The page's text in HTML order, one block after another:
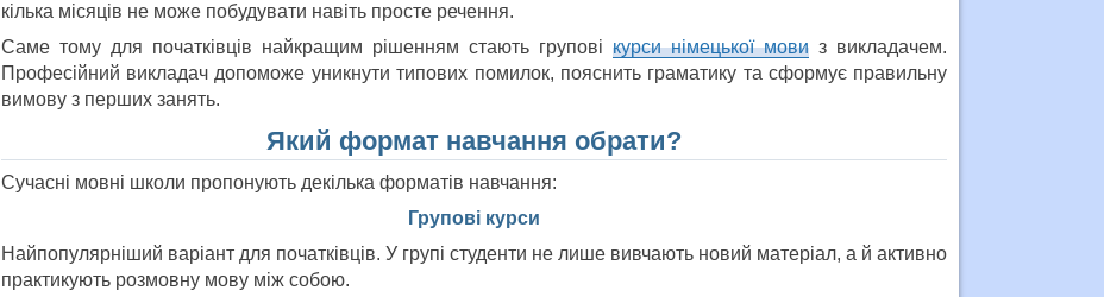
кілька місяців не може побудувати навіть просте речення.
Саме тому для початківців найкращим рішенням стають груповікурси німецької мови з викладачем.
Професійний викладач допоможе уникнути типових помилок, пояснить граматику та сформує правильну
вимову з перших занять.
Який формат навчання обрати?
Сучасні мовні школи пропонують декілька форматів навчання:
Групові курси
Найпопулярніший варіант для початківців. У групі студенти не лише вивчають новий матеріал, а й активно
практикують розмовну мову між собою.